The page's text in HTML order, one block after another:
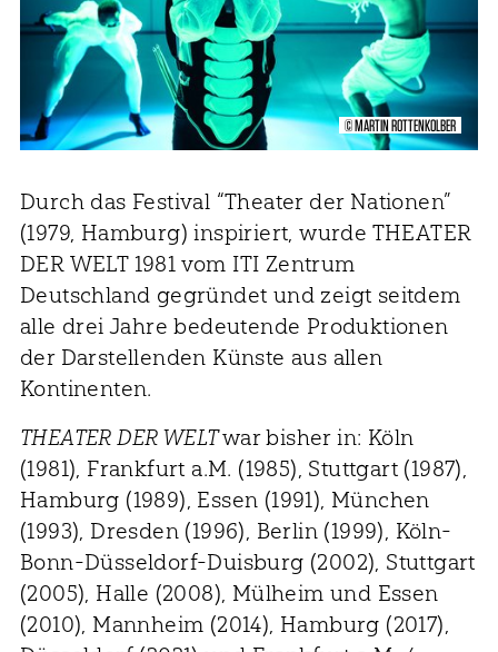
© MARTIN ROTTENKOLBER
Durch das Festival “Theater der Nationen”
(1979, Hamburg) inspiriert, wurde THEATER
DER WELT 1981 vom ITI Zentrum
Deutschland gegründet und zeigt seitdem
alle drei Jahre bedeutende Produktionen
der Darstellenden Künste aus allen
Kontinenten.
THEATER DER WELTwar bisher in: Köln
(1981), Frankfurt a.M. (1985), Stuttgart (1987),
Hamburg (1989), Essen (1991), München
(1993), Dresden (1996), Berlin (1999), Köln-
Bonn-Düsseldorf-Duisburg (2002), Stuttgart
(2005), Halle (2008), Mülheim und Essen
(2010), Mannheim (2014), Hamburg (2017),